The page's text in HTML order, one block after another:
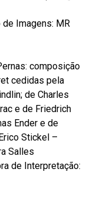
Imagens: MR
composição
cedidas pela
de Charles
e de Friedrich
Ender e de
Stickel –
Salles
de Interpretação: